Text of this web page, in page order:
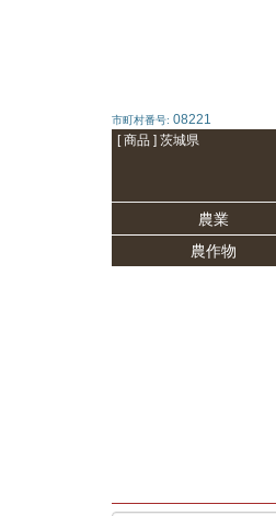
市町村番号: 08221
[ 商品 ] 茨城県
農業
農作物